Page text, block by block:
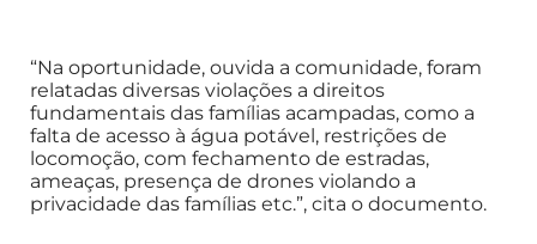
“Na oportunidade, ouvida a comunidade, foram
relatadas diversas violações a direitos
fundamentais das famílias acampadas, como a
falta de acesso à água potável, restrições de
locomoção, com fechamento de estradas,
ameaças, presença de drones violando a
privacidade das famílias etc.”, cita o documento.